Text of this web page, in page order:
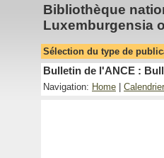
Bibliothèque
Luxemburgensia
Sélection du type de
Bulletin de l'ANCE :
Navigation: Home Calendrier